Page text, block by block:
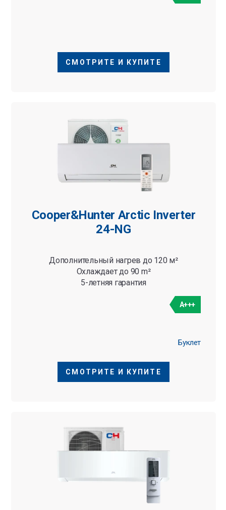
СМОТРИТЕ И КУПИТЕ
Cooper&Hunter Arctic Inverter
24-NG
Дополнительный нагрев до 120 м²
Охлаждает до 90 m²
5-летняя гарантия
A+++
Буклет
СМОТРИТЕ И КУПИТЕ